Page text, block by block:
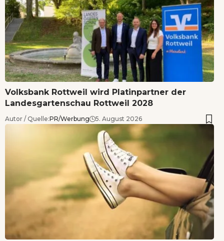
Volksbank Rottweil wird Platinpartner der
Landesgartenschau Rottweil 2028
Autor / Quelle:PR/Werbung 5. August 2026